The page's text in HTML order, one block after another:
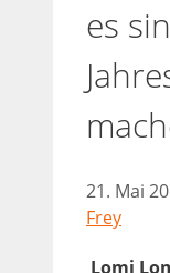
es
21. Mai
Frey
Lomi